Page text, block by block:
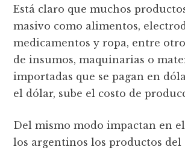
Está claro que muchos
masivo como alimentos,
medicamentos y ropa, entre
de insumos, maquinarias o
importadas que se pagan en
el dólar, sube el costo de
Del mismo modo impactan en
los argentinos los productos del